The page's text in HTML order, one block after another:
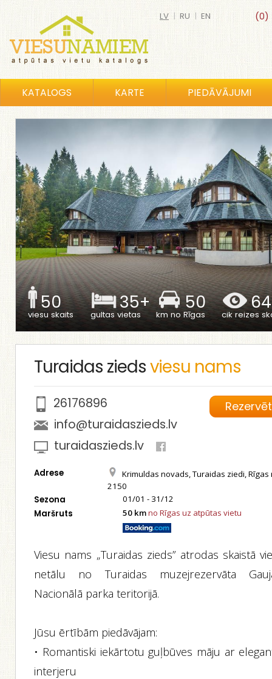
(0)
LV | RU | EN
KATALOGS KARTE PIEDĀVĀJUMI
50
viesu skaits
35+
gultas vietas
50
km no Rīgas cik reizes
Turaidas ziedsviesu nams
Rezervēt
26176896
info@turaidaszieds.lv
turaidaszieds.lv
Adrese
Krimuldas novads, Turaidas ziedi, Rīgas
2150
Sezona 01/01 - 31/12
Maršruts 50 kmno Rīgas uz atpūtas vietu
Viesu nams „Turaidas zieds” atrodas skaistā
netālu no Turaidas muzejrezervāta
Nacionālā parka teritorijā.
Jūsu ērtībām piedāvājam:
• Romantiski iekārtotu guļbūves māju ar
interjeru